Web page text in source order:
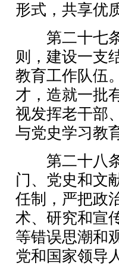
形式，共享优
第二十七条
则，建设一支
教育工作队伍
才，造就一批
视发挥老干部
与党史学习教
第二十八条
门、党史和文
任制，严把政
术、研究和宣
等错误思潮和
党和国家领导